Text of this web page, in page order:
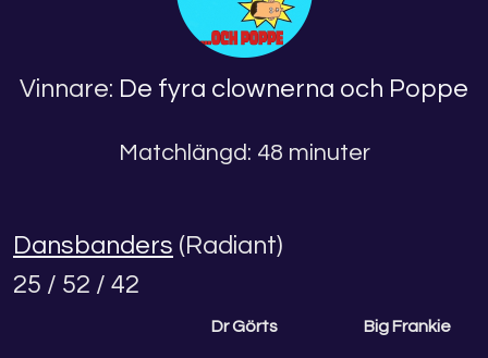
Vinnare: De fyra clownerna och Poppe
Matchlängd: 48 minuter
Dansbanders (Radiant)
25 / 52 / 42
Dr Görts Big Frankie